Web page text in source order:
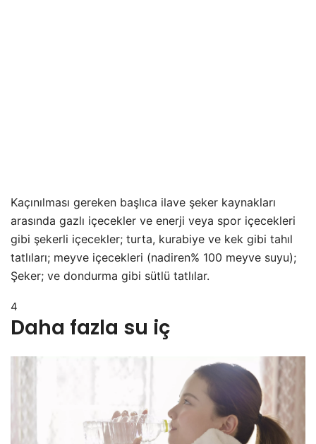
Kaçınılması gereken başlıca ilave şeker kaynakları
arasında gazlı içecekler ve enerji veya spor içecekleri
gibi şekerli içecekler; turta, kurabiye ve kek gibi tahıl
tatlıları; meyve içecekleri (nadiren% 100 meyve suyu);
Şeker; ve dondurma gibi sütlü tatlılar.
4
Daha fazla su iç